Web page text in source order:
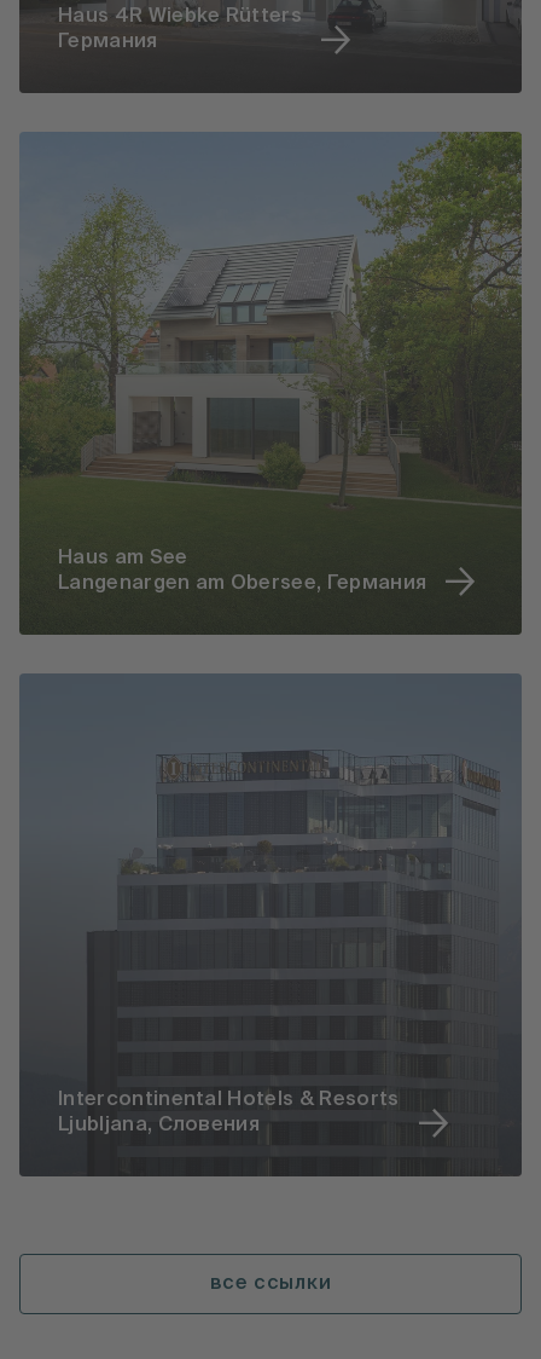
Haus 4R Wiebke Rütters
Германия
Haus am See
Langenargen am Obersee, Германия
Intercontinental Hotels & Resorts
Ljubljana, Словения
все ссылки